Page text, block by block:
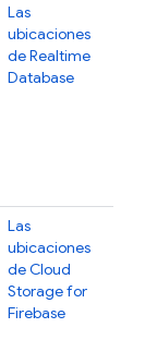
Las
ubicaciones
deRealtime
Database
Las
ubicaciones
deCloud
Storage for
Firebase